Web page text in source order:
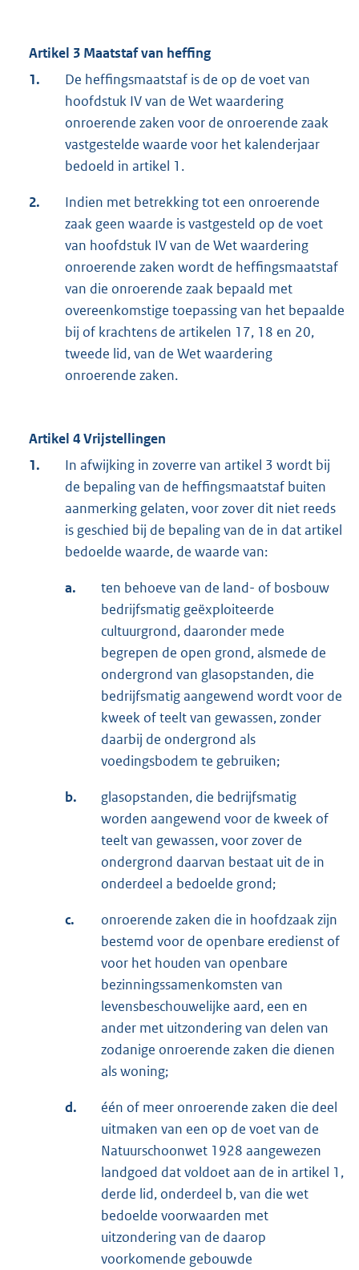
Artikel 3 Maatstaf van heffing
1.
De heffingsmaatstaf is de op de voet van
hoofdstuk IV van de Wet waardering
onroerende zaken voor de onroerende zaak
vastgestelde waarde voor het kalenderjaar
bedoeld in artikel 1.
2.
Indien met betrekking tot een onroerende
zaak geen waarde is vastgesteld op de voet
van hoofdstuk IV van de Wet waardering
onroerende zaken wordt de heffingsmaatstaf
van die onroerende zaak bepaald met
overeenkomstige toepassing van het bepaalde
bij of krachtens de artikelen 17, 18 en 20,
tweede lid, van de Wet waardering
onroerende zaken.
Artikel 4 Vrijstellingen
1.
In afwijking in zoverre van artikel 3 wordt bij
de bepaling van de heffingsmaatstaf buiten
aanmerking gelaten, voor zover dit niet reeds
is geschied bij de bepaling van de in dat artikel
bedoelde waarde, de waarde van:
a.
ten behoeve van de land- of bosbouw
bedrijfsmatig geëxploiteerde
cultuurgrond, daaronder mede
begrepen de open grond, alsmede de
ondergrond van glasopstanden, die
bedrijfsmatig aangewend wordt voor de
kweek of teelt van gewassen, zonder
daarbij de ondergrond als
voedingsbodem te gebruiken;
b.
glasopstanden, die bedrijfsmatig
worden aangewend voor de kweek of
teelt van gewassen, voor zover de
ondergrond daarvan bestaat uit de in
onderdeel a bedoelde grond;
c.
onroerende zaken die in hoofdzaak zijn
bestemd voor de openbare eredienst of
voor het houden van openbare
bezinningssamenkomsten van
levensbeschouwelijke aard, een en
ander met uitzondering van delen van
zodanige onroerende zaken die dienen
als woning;
d.
één of meer onroerende zaken die deel
uitmaken van een op de voet van de
Natuurschoonwet 1928 aangewezen
landgoed dat voldoet aan de in artikel 1,
derde lid, onderdeel b, van die wet
bedoelde voorwaarden met
uitzondering van de daarop
voorkomende gebouwde